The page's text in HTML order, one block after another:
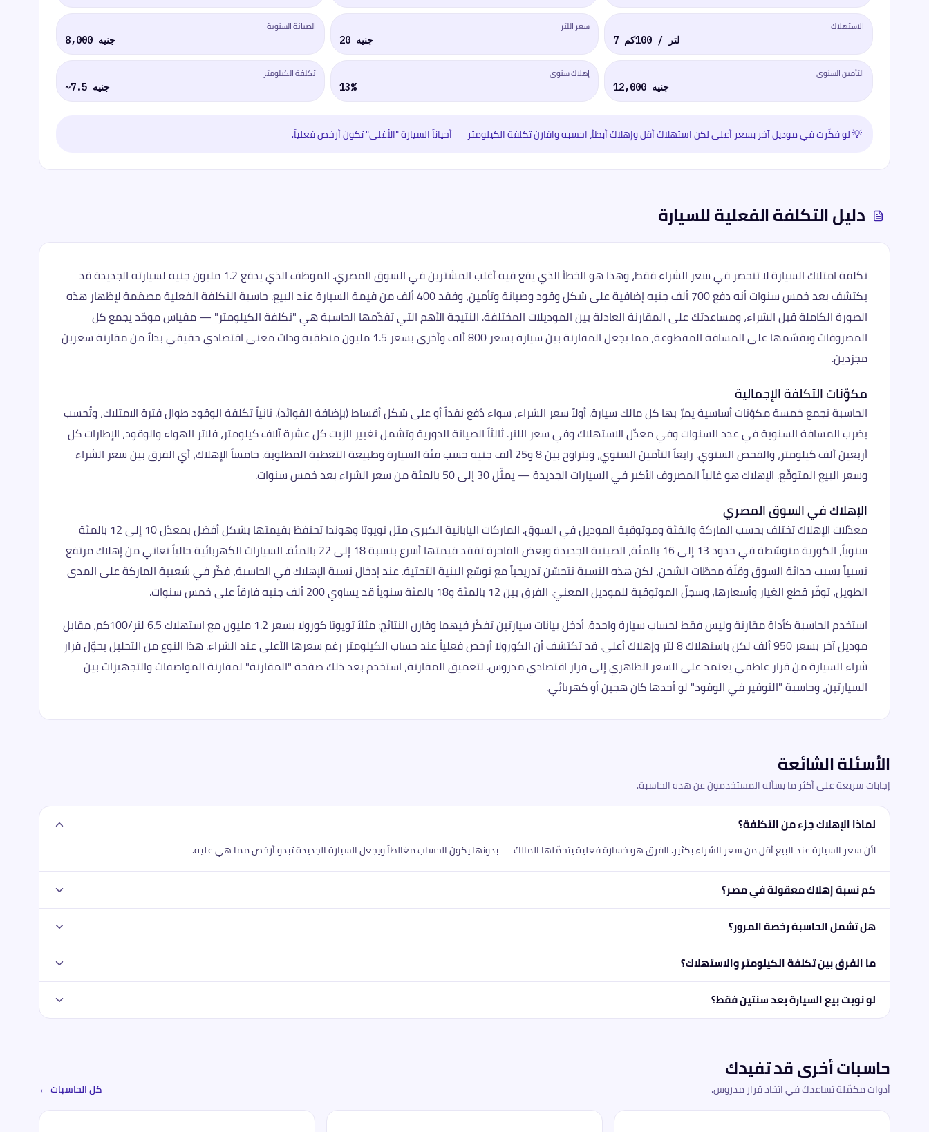
الاستهلاك
7 لتر / 100كم
سعر اللتر
20 جنيه
الصيانة السنوية
8,000 جنيه
التأمين السنوي
12,000 جنيه
إهلاك سنوي
13%
تكلفة الكيلومتر
~7.5 جنيه
💡لو فكّرت في موديل آخر بسعر أعلى لكن استهلاك أقل وإهلاك أبطأ، احسبه واقارن تكلفة الكيلومتر — أحياناً السيارة "الأغلى" تكون أرخص فعلياً.
دليلالتكلفة الفعلية للسيارة
تكلفة امتلاك السيارة لا تنحصر في سعر الشراء فقط، وهذا هو الخطأ الذي يقع فيه أغلب المشترين في السوق المصري. الموظف الذي يدفع 1.2 مليون جنيه لسيارته الجديدة قد
يكتشف بعد خمس سنوات أنه دفع 700 ألف جنيه إضافية على شكل وقود وصيانة وتأمين، وفقد 400 ألف من قيمة السيارة عند البيع. حاسبة التكلفة الفعلية مصمّمة لإظهار هذه
الصورة الكاملة قبل الشراء، ومساعدتك على المقارنة العادلة بين الموديلات المختلفة. النتيجة الأهم التي تقدّمها الحاسبة هي "تكلفة الكيلومتر" — مقياس موحّد يجمع كل
المصروفات ويقسّمها على المسافة المقطوعة، مما يجعل المقارنة بين سيارة بسعر 800 ألف وأخرى بسعر 1.5 مليون منطقية وذات معنى اقتصادي حقيقي بدلاً من مقارنة سعرين
مجرّدين.
مكوّنات التكلفة الإجمالية
الحاسبة تجمع خمسة مكوّنات أساسية يمرّ بها كل مالك سيارة. أولاً سعر الشراء، سواء دُفع نقداً أو على شكل أقساط (بإضافة الفوائد). ثانياً تكلفة الوقود طوال فترة الامتلاك، وتُحسب
بضرب المسافة السنوية في عدد السنوات وفي معدّل الاستهلاك وفي سعر اللتر. ثالثاً الصيانة الدورية وتشمل تغيير الزيت كل عشرة آلاف كيلومتر، فلاتر الهواء والوقود، الإطارات كل
أربعين ألف كيلومتر، والفحص السنوي. رابعاً التأمين السنوي، ويتراوح بين 8 و25 ألف جنيه حسب فئة السيارة وطبيعة التغطية المطلوبة. خامساً الإهلاك، أي الفرق بين سعر الشراء
وسعر البيع المتوقّع. الإهلاك هو غالباً المصروف الأكبر في السيارات الجديدة — يمثّل 30 إلى 50 بالمئة من سعر الشراء بعد خمس سنوات.
الإهلاك في السوق المصري
معدّلات الإهلاك تختلف بحسب الماركة والفئة وموثوقية الموديل في السوق. الماركات اليابانية الكبرى مثل تويوتا وهوندا تحتفظ بقيمتها بشكل أفضل بمعدّل 10 إلى 12 بالمئة
سنوياً، الكورية متوسّطة في حدود 13 إلى 16 بالمئة، الصينية الجديدة وبعض الفاخرة تفقد قيمتها أسرع بنسبة 18 إلى 22 بالمئة. السيارات الكهربائية حالياً تعاني من إهلاك مرتفع
نسبياً بسبب حداثة السوق وقلّة محطّات الشحن، لكن هذه النسبة تتحسّن تدريجياً مع توسّع البنية التحتية. عند إدخال نسبة الإهلاك في الحاسبة، فكّر في شعبية الماركة على المدى
الطويل، توفّر قطع الغيار وأسعارها، وسجلّ الموثوقية للموديل المعنيّ. الفرق بين 12 بالمئة و18 بالمئة سنوياً قد يساوي 200 ألف جنيه فارقاً على خمس سنوات.
استخدم الحاسبة كأداة مقارنة وليس فقط لحساب سيارة واحدة. أدخل بيانات سيارتين تفكّر فيهما وقارن النتائج: مثلاً تويوتا كورولا بسعر 1.2 مليون مع استهلاك 6.5 لتر/100كم، مقابل
موديل آخر بسعر 950 ألف لكن باستهلاك 8 لتر وإهلاك أعلى. قد تكتشف أن الكورولا أرخص فعلياً عند حساب الكيلومتر رغم سعرها الأعلى عند الشراء. هذا النوع من التحليل يحوّل قرار
شراء السيارة من قرار عاطفي يعتمد على السعر الظاهري إلى قرار اقتصادي مدروس. لتعميق المقارنة، استخدم بعد ذلك صفحة "المقارنة" لمقارنة المواصفات والتجهيزات بين
السيارتين، وحاسبة "التوفير في الوقود" لو أحدها كان هجين أو كهربائي.
الأسئلة الشائعة
إجابات سريعة على أكثر ما يسأله المستخدمون عن هذه الحاسبة.
لماذا الإهلاك جزء من التكلفة؟
لأن سعر السيارة عند البيع أقل من سعر الشراء بكثير. الفرق هو خسارة فعلية يتحمّلها المالك — بدونها يكون الحساب مغالطاً ويجعل السيارة الجديدة تبدو أرخص مما هي عليه.
كم نسبة إهلاك معقولة في مصر؟
هل تشمل الحاسبة رخصة المرور؟
ما الفرق بين تكلفة الكيلومتر والاستهلاك؟
لو نويت بيع السيارة بعد سنتين فقط؟
حاسبات أخرى قد تفيدك
أدوات مكمّلة تساعدك في اتخاذ قرار مدروس. كل الحاسبات ←